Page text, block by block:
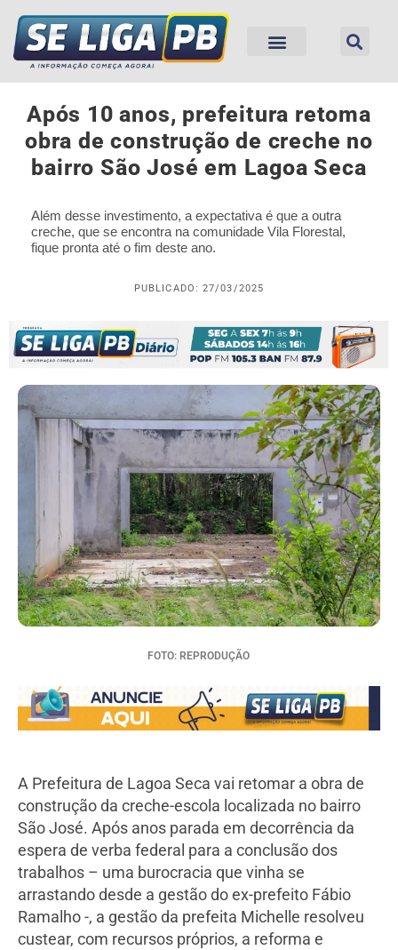
Após 10 anos, prefeitura retoma
obra de construção de creche no
bairro São José em Lagoa Seca
Além desse investimento, a expectativa é que a outra
creche, que se encontra na comunidade Vila Florestal,
fique pronta até o fim deste ano.
PUBLICADO: 27/03/2025
FOTO: REPRODUÇÃO
A Prefeitura de Lagoa Seca vai retomar a obra de
construção da creche-escola localizada no bairro
São José. Após anos parada em decorrência da
espera de verba federal para a conclusão dos
trabalhos – uma burocracia que vinha se
arrastando desde a gestão do ex-prefeito Fábio
Ramalho -, a gestão da prefeita Michelle resolveu
custear, com recursos próprios, a reforma e